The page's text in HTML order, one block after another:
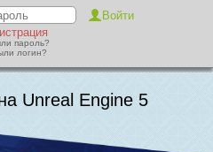
пароль?
логин?
Unreal Engine 5